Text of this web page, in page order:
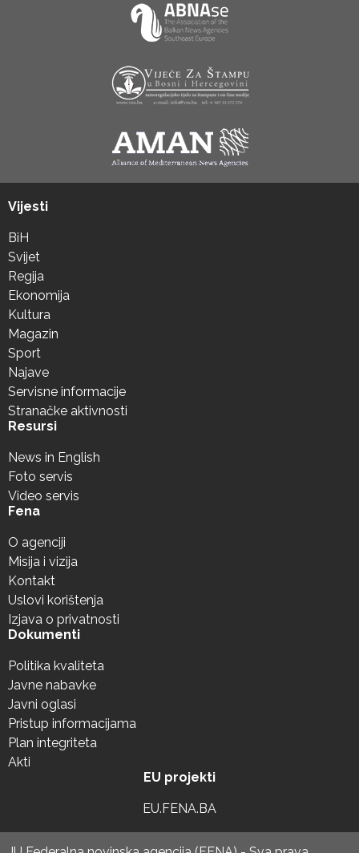
Vijesti
BiH
Svijet
Regija
Ekonomija
Kultura
Magazin
Sport
Najave
Servisne informacije
Stranačke aktivnosti
Resursi
News in English
Foto servis
Video servis
Fena
O agenciji
Misija i vizija
Kontakt
Uslovi korištenja
Izjava o privatnosti
Dokumenti
Politika kvaliteta
Javne nabavke
Javni oglasi
Pristup informacijama
Plan integriteta
Akti
EU projekti
EU.FENA.BA